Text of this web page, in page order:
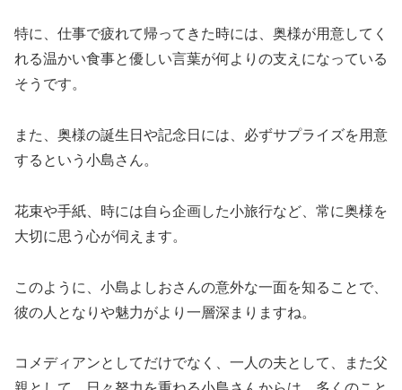
特に、仕事で疲れて帰ってきた時には、奥様が用意してく
れる温かい食事と優しい言葉が何よりの支えになっている
そうです。
また、奥様の誕生日や記念日には、必ずサプライズを用意
するという小島さん。
花束や手紙、時には自ら企画した小旅行など、常に奥様を
大切に思う心が伺えます。
このように、小島よしおさんの意外な一面を知ることで、
彼の人となりや魅力がより一層深まりますね。
コメディアンとしてだけでなく、一人の夫として、また父